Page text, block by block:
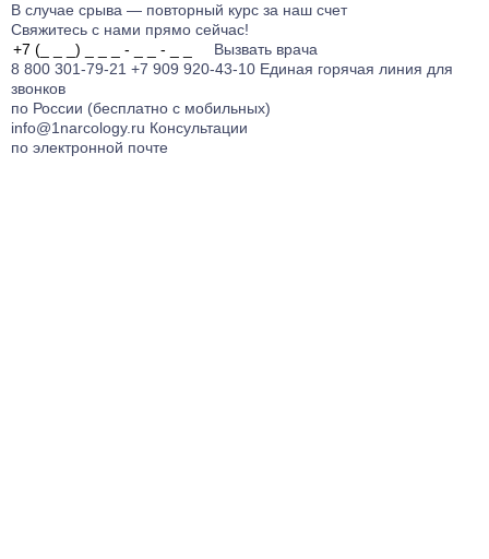
В случае срыва — повторный курс за наш счет
Свяжитесь с нами прямо сейчас!
Вызвать врача
8 800 301-79-21 +7 909 920-43-10 Единая горячая линия для
звонков
по России (бесплатно с мобильных)
info@1narcology.ru Консультации
по электронной почте